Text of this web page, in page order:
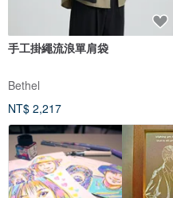
手工掛繩流浪單肩袋
Bethel
NT$ 2,217